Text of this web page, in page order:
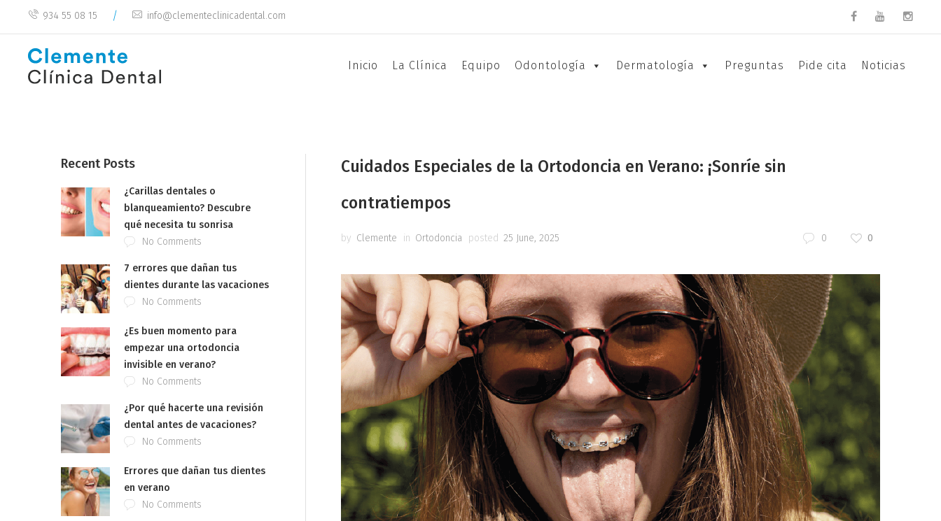
934 55 08 15 / info@clementeclinicadental.com
Inicio La Clínica Equipo Odontología Dermatología Preguntas Pide cita Noticias
Cuidados Especiales de la Ortodoncia en Verano: ¡Sonríe sin
contratiempos
by Clemente in Ortodoncia posted 25 June, 2025 0 0
Recent Posts
¿Carillas dentales o
blanqueamiento? Descubre
qué necesita tu sonrisa
No Comments
7 errores que dañan tus
dientes durante las vacaciones
No Comments
¿Es buen momento para
empezar una ortodoncia
invisible en verano?
No Comments
¿Por qué hacerte una revisión
dental antes de vacaciones?
No Comments
Errores que dañan tus dientes
en verano
No Comments